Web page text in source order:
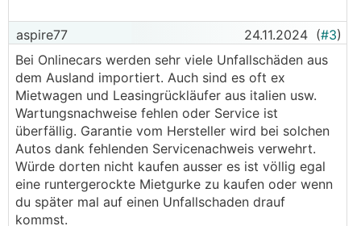
aspire77 24.11.2024 (#3)
Bei Onlinecars werden sehr viele Unfallschäden aus
dem Ausland importiert. Auch sind es oft ex
Mietwagen und Leasingrückläufer aus italien usw.
Wartungsnachweise fehlen oder Service ist
überfällig. Garantie vom Hersteller wird bei solchen
Autos dank fehlenden Servicenachweis verwehrt.
Würde dorten nicht kaufen ausser es ist völlig egal
eine runtergerockte Mietgurke zu kaufen oder wenn
du später mal auf einen Unfallschaden drauf
kommst.